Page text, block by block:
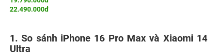
22.490.000đ
1. So sánh iPhone 16 Pro Max và Xiaomi 14
Ultra